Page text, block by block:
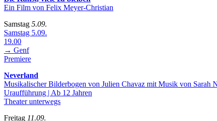
Ein Film von Felix Meyer-Christian
Samstag 5.09.
Samstag 5.09.
19.00
→ Genf
Premiere
Neverland
Musikalischer Bilderbogen von Julien Chavaz mit Musik von Sarah
Uraufführung | Ab 12 Jahren
Theater unterwegs
Freitag 11.09.